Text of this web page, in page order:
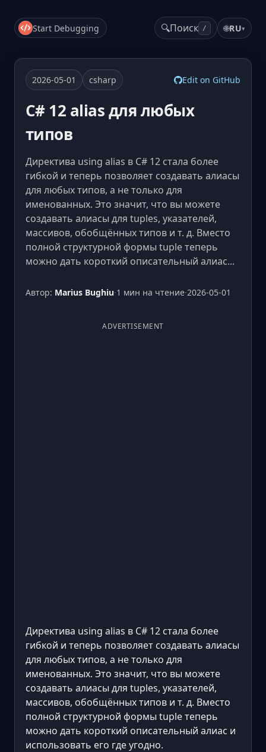
Start Debugging 🔍Поиск / 🌐RU▾
2026-05-01 csharp Edit on GitHub
C# 12 alias для любых
типов
Директива using alias в C# 12 стала более
гибкой и теперь позволяет создавать алиасы
для любых типов, а не только для
именованных. Это значит, что вы можете
создавать алиасы для tuples, указателей,
массивов, обобщённых типов и т. д. Вместо
полной структурной формы tuple теперь
можно дать короткий описательный алиас...
Автор: Marius Bughiu·1 мин на чтение·2026-05-01
ADVERTISEMENT
Директива using alias в C# 12 стала более
гибкой и теперь позволяет создавать алиасы
для любых типов, а не только для
именованных. Это значит, что вы можете
создавать алиасы для tuples, указателей,
массивов, обобщённых типов и т. д. Вместо
полной структурной формы tuple теперь
можно дать короткий описательный алиас и
использовать его где угодно.